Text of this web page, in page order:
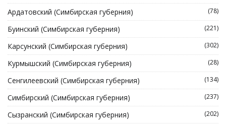
Ардатовский (Симбирская губерния) (78)
Буинский (Симбирская губерния) (221)
Карсунский (Симбирская губерния) (302)
Курмышский (Симбирская губерния) (28)
Сенгилеевский (Симбирская губерния) (134)
Симбирский (Симбирская губерния) (237)
Сызранский (Симбирская губерния) (202)